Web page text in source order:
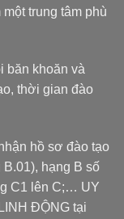
trung tâm phù
băn khoăn và
thời gian đào
hồ sơ đào tạo
B.01), hạng B số
C1 lên C;… UY
ĐỘNG tại